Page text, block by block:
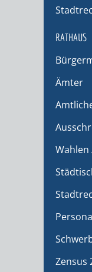
RATHAUS
Ämter
Zensus